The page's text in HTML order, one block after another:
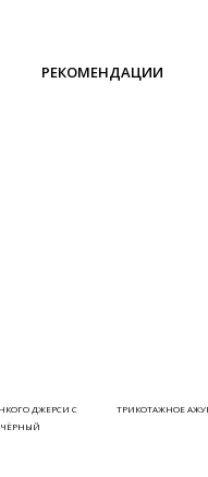
РЕКОМЕНДАЦИИ
ДЖЕРСИ С
ТРИКОТАЖНОЕ